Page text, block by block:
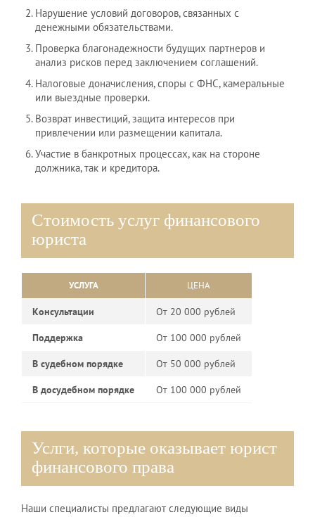
Нарушение условий договоров, связанных с
денежными обязательствами.
Проверка благонадежности будущих партнеров и
анализ рисков перед заключением соглашений.
Налоговые доначисления, споры с ФНС, камеральные
или выездные проверки.
Возврат инвестиций, защита интересов при
привлечении или размещении капитала.
Участие в банкротных процессах, как на стороне
должника, так и кредитора.
Стоимость услуг финансового
юриста
УСЛУГА ЦЕНА
Консультации От 20 000 рублей
Поддержка От 100 000 рублей
⁠В судебном порядке От 50 000 рублей
⁠В досудебном порядке От 100 000 рублей
Услги, которые оказывает юрист
финансового права
Наши специалисты предлагают следующие виды